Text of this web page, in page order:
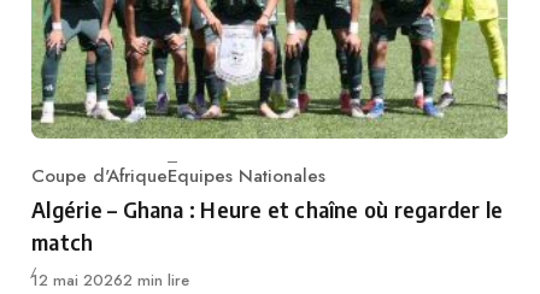
Category
Coupe d'AfriqueEquipes Nationales
Algérie – Ghana : Heure et chaîne où regarder le
match
Publié
12 mai 20262 min lire